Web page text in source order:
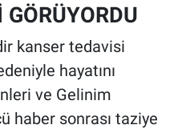
kanser tedavisi
hayatını
ve Gelinim
haber sonrası taziye